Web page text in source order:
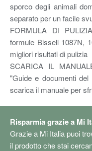
sporco degli animali
separato per un facile
FORMULA DI
formule Bissell 1087N,
migliori risultati di pulizia
SCARICA IL
"Guide e documenti
scarica il manuale per
Risparmia grazie a Mi
Grazie a Mi Italia puoi
il prodotto che stai